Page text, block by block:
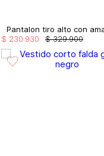
$ 329.900
$ 230 930